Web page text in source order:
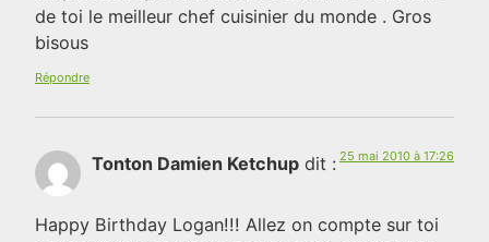
de toi le meilleur chef cuisinier du monde . Gros
bisous
Répondre
Tonton Damien Ketchup dit : 25 mai 2010 à 17:26
Happy Birthday Logan!!! Allez on compte sur toi